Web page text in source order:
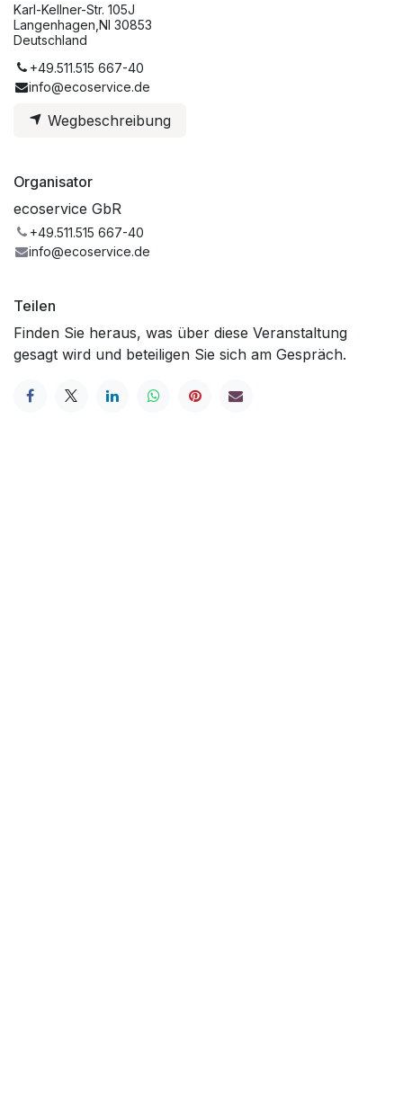
Karl-Kellner-Str. 105J
Langenhagen,NI 30853
Deutschland
+49.511.515 667-40
info@ecoservice.de
Wegbeschreibung
Organisator
ecoservice GbR
+49.511.515 667-40
info@ecoservice.de
Teilen
Finden Sie heraus, was über diese Veranstaltung
gesagt wird und beteiligen Sie sich am Gespräch.